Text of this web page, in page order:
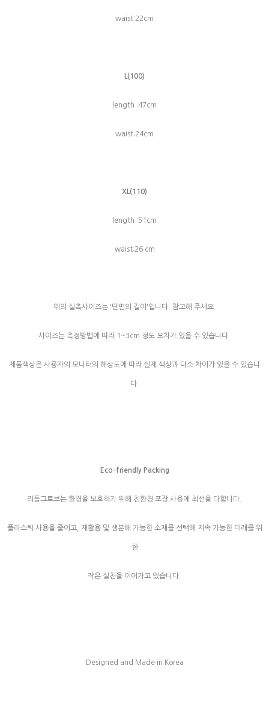
waist:22cm
L(100)
length :47cm
waist:24cm
XL(110)
length :51cm
waist:26 cm
위의 실측사이즈는 '단면의 길이'입니다. 참고해 주세요.
사이즈는 측정방법에 따라 1~3cm 정도 오차가 있을 수 있습니다.
제품색상은 사용자의 모니터의 해상도에 따라 실제 색상과 다소 차이가 있을 수 있습니
다.
Eco-friendly Packing
리틀그로브는 환경을 보호하기 위해 친환경 포장 사용에 최선을 다합니다.
플라스틱 사용을 줄이고, 재활용 및 생분해 가능한 소재를 선택해 지속 가능한 미래를 위
한
작은 실천을 이어가고 있습니다.
Designed and Made in Korea